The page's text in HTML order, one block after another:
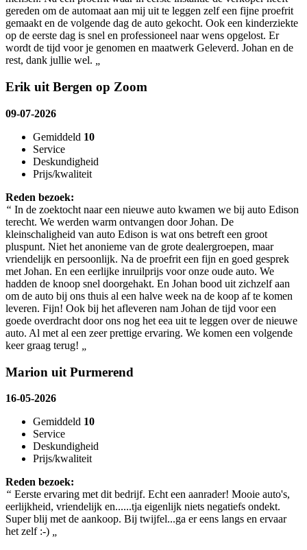
gereden om de automaat aan mij uit te leggen zelf een fijne proefrit
gemaakt en de volgende dag de auto gekocht. Ook een kinderziekte
op de eerste dag is snel en professioneel naar wens opgelost. Er
wordt de tijd voor je genomen en maatwerk Geleverd. Johan en de
rest, dank jullie wel. „
Erik uit Bergen op Zoom
09-07-2026
Gemiddeld 10
Service
Deskundigheid
Prijs/kwaliteit
Reden bezoek:
“ In de zoektocht naar een nieuwe auto kwamen we bij auto Edison
terecht. We werden warm ontvangen door Johan. De
kleinschaligheid van auto Edison is wat ons betreft een groot
pluspunt. Niet het anonieme van de grote dealergroepen, maar
vriendelijk en persoonlijk. Na de proefrit een fijn en goed gesprek
met Johan. En een eerlijke inruilprijs voor onze oude auto. We
hadden de knoop snel doorgehakt. En Johan bood uit zichzelf aan
om de auto bij ons thuis al een halve week na de koop af te komen
leveren. Fijn! Ook bij het afleveren nam Johan de tijd voor een
goede overdracht door ons nog het eea uit te leggen over de nieuwe
auto. Al met al een zeer prettige ervaring. We komen een volgende
keer graag terug!
Marion uit Purmerend
16-05-2026
Gemiddeld 10
Service
Deskundigheid
Prijs/kwaliteit
Reden bezoek:
“ Eerste ervaring met dit bedrijf. Echt een aanrader! Mooie auto's,
eerlijkheid, vriendelijk en......tja eigenlijk niets negatiefs ondekt.
Super blij met de aankoop. Bij twijfel...ga er eens langs en ervaar
het zelf :-)